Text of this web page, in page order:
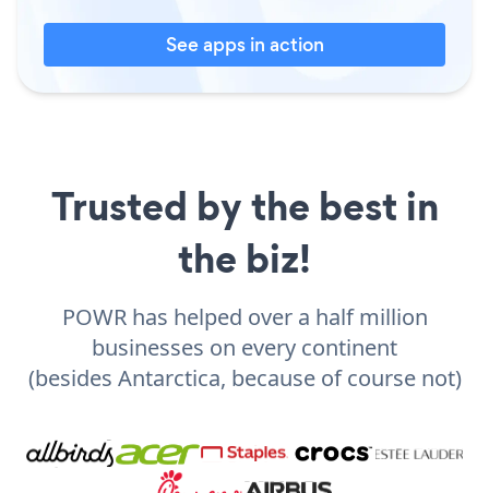
See apps in action
Trusted by the best in
the biz!
POWR has helped over a half million
businesses on every continent
(besides Antarctica, because of course not)